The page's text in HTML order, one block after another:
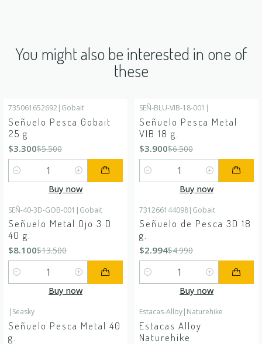
You might also be interested in one of
these
735061652692| Gobait
Señuelo Pesca Gobait
25 g.
$3.300$5.500
Quantity
Buy now
SEÑ-BLU-VIB-18-001 |
Señuelo Pesca Metal
VIB 18 g.
$3.900$6.500
Quantity
Buy now
-40% OFF
SEÑ-40-3D-GOB-001 | Gobait
Señuelo Metal Ojo 3 D
40 g.
$8.100$13.500
Quantity
Buy now
-40%OFF
731266144098| Gobait
Señuelo de Pesca 3D 18
g.
$2.994$4.990
Quantity
Buy now
-40%OFF
| Seasky
Señuelo Pesca Metal 40
g.
Out of stock
Estacas-Alloy| Naturehike
Estacas Alloy
Naturehike